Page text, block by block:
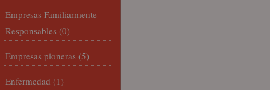
Empresas Familiarmente
Responsables (0)
Empresas pioneras (5)
Enfermedad (1)